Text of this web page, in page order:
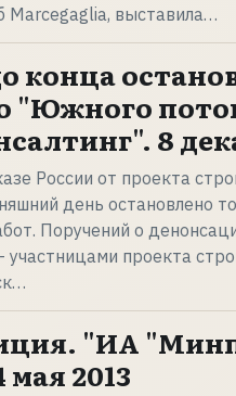
Marcegaglia, выставила…
конца
"Южного
8
России от проекта
день остановлено
Поручений о
участницами проекта
"ИА
2013